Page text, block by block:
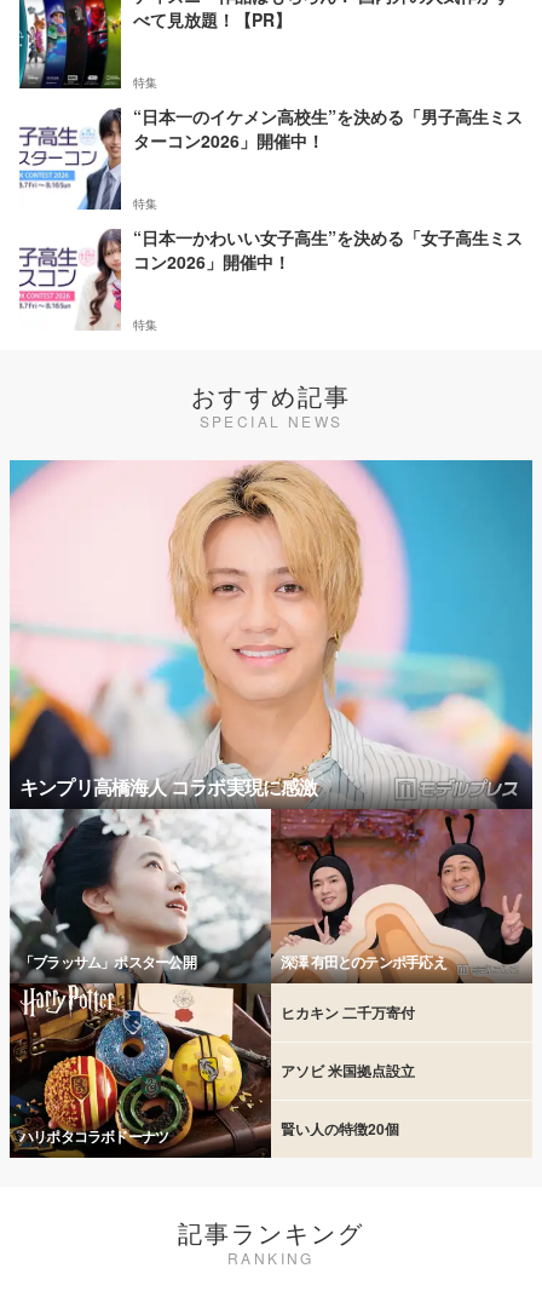
べて見放題！【PR】
特集
“日本一のイケメン高校生”を決める「男子高生ミス
ターコン2026」開催中！
特集
“日本一かわいい女子高生”を決める「女子高生ミス
コン2026」開催中！
特集
おすすめ記事
SPECIAL NEWS
キンプリ高橋海人 コラボ実現に感激
「ブラッサム」ポスター公開 深澤 有田とのテンポ手応え
ハリポタコラボドーナツ
ヒカキン 二千万寄付
アソビ 米国拠点設立
賢い人の特徴20個
記事ランキング
RANKING